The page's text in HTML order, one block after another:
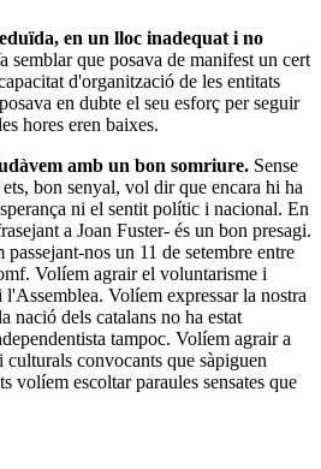
en un lloc inadequat i no
semblar que posava de manifest un cert
d'organització de les entitats
en dubte el seu esforç per seguir
hores eren baixes.
amb un bon somriure. Sense
bon senyal, vol dir que encara hi ha
ni el sentit polític i nacional. En
a Joan Fuster- és un bon presagi.
passejant-nos un 11 de setembre entre
Volíem agrair el voluntarisme i
Volíem expressar la nostra
nació dels catalans no ha estat
tampoc. Volíem agrair a
convocants que sàpiguen
volíem escoltar paraules sensates que